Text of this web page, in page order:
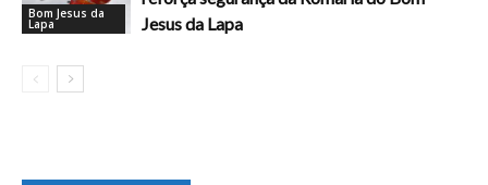
Bom Jesus da
Lapa
Jesus da Lapa